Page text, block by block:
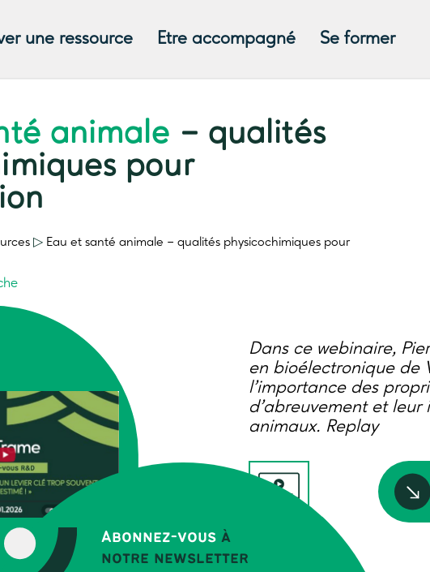
une ressource Etre accompagné Se former
Abonnez-vous à
notre newsletter
animale – qualités
pour
▷ Eau et santé animale – qualités physicochimiques pour
RDV R&D
Dans ce webinaire,
en bioélectronique de
l’importance des
d’abreuvement et
animaux. Replay